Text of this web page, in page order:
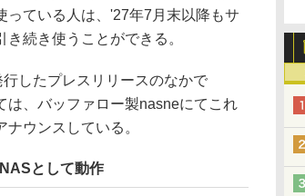
ている人は、'27年7月末以降もサ
続き使うことができる。
したプレスリリースのなかで
は、バッファロー製nasneにてこれ
ウンスしている。
として動作